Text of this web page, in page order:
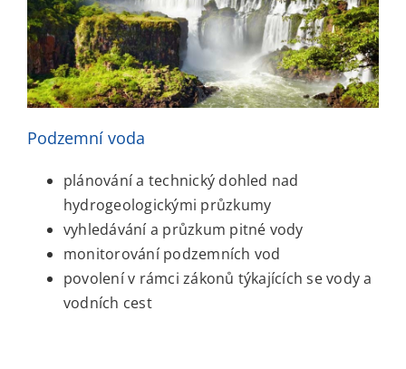
Podzemní voda
plánování a technický dohled nad
hydrogeologickými průzkumy
vyhledávání a průzkum pitné vody
monitorování podzemních vod
povolení v rámci zákonů týkajících se vody a
vodních cest